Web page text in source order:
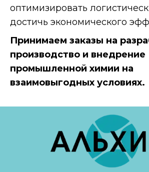
оптимизировать
достичь экономического
Принимаем заказы на
производство и внедрение
промышленной химии на
взаимовыгодных условиях.